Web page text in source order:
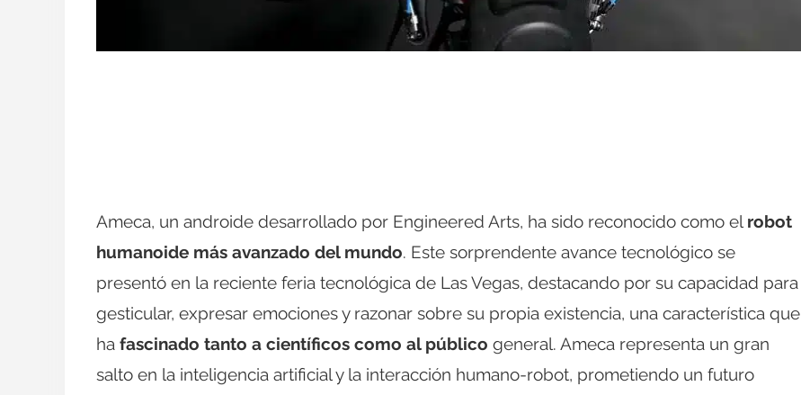
Ameca, un androide desarrollado por Engineered Arts, ha sido reconocido como el robot
humanoide más avanzado del mundo. Este sorprendente avance tecnológico se
presentó en la reciente feria tecnológica de Las Vegas, destacando por su capacidad para
gesticular, expresar emociones y razonar sobre su propia existencia, una característica que
ha fascinado tanto a científicos como al público general. Ameca representa un gran
salto en la inteligencia artificial y la interacción humano-robot, prometiendo un futuro